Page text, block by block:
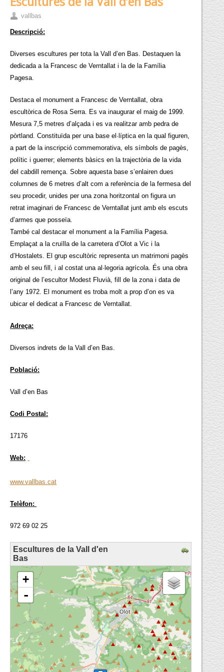
vallbas
Descripció:
Diverses escultures per tota la Vall d’en Bas. Destaquen la
dedicada a la Francesc de Verntallat i la de la Família
Pagesa.
Destaca el monument a Francesc de Verntallat, obra
escultòrica de Rosa Serra. Es va inaugurar el maig de 1999.
Mesura 7,5 metres d’alçada i es va realitzar amb pedra de
pòrtland. Constituïda per una base el·líptica en la qual figuren,
a part de la inscripció commemorativa, els símbols de pagès,
polític i guerrer; elements bàsics en la trajectòria de la vida
del cabdill remença. Sobre aquesta base s’enlairen dues
columnes de 6 metres d’alt com a referència de la fermesa del
seu procedir, unides per una zona horitzontal on figura un
retrat imaginari de Francesc de Verntallat junt amb els escuts
d’armes que posseïa.
També cal destacar el monument a la Família Pagesa.
Emplaçat a la cruïlla de la carretera d’Olot a Vic i la
d’Hostalets. El grup escultòric representa un matrimoni pagès
amb el seu fill, i al costat una al·legoria agrícola. És una obra
original de l’escultor Modest Fluvià, fill de la zona i data de
l’any 1972. El monument es troba molt a prop d’on es va
ubicar el dedicat a Francesc de Verntallat.
Adreça:
Diversos indrets de la Vall d’en Bas.
Població:
Vall d’en Bas
Codi Postal:
17176
Web:
www.vallbas.cat
Telèfon:
972 69 02 25
Escultures de la Vall d'en
Bas
loading map - please wait...
+
-